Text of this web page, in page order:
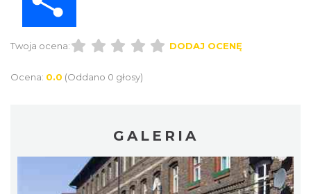
Twoja ocena: DODAJ OCENĘ
Ocena: 0.0 (Oddano 0 głosy)
GALERIA